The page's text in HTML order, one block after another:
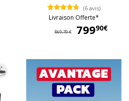
(6 avis)
Livraison Offerte*
869,70 € 79990€